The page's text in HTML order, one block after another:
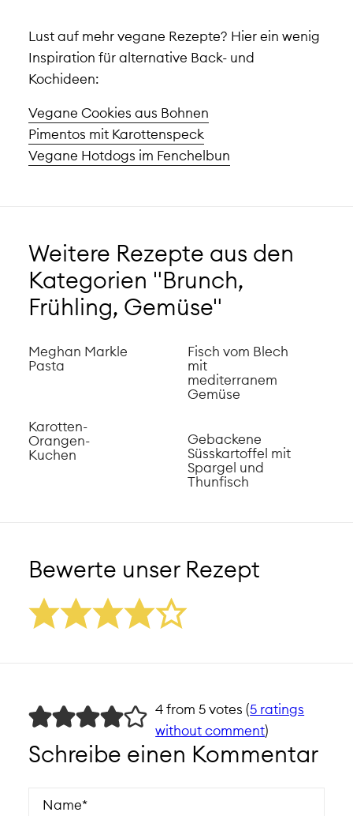
Lust auf mehr vegane Rezepte? Hier ein wenig
Inspiration für alternative Back- und
Kochideen:
Vegane Cookies aus Bohnen
Pimentos mit Karottenspeck
Vegane Hotdogs im Fenchelbun
Weitere Rezepte aus den
Kategorien "Brunch,
Frühling, Gemüse"
Meghan Markle
Pasta
Fisch vom Blech
mit
mediterranem
Gemüse
Karotten-
Orangen-
Kuchen
Gebackene
Süsskartoffel mit
Spargel und
Thunfisch
Bewerte unser Rezept
4 from 5 votes (5 ratings
without comment)
Schreibe einen Kommentar